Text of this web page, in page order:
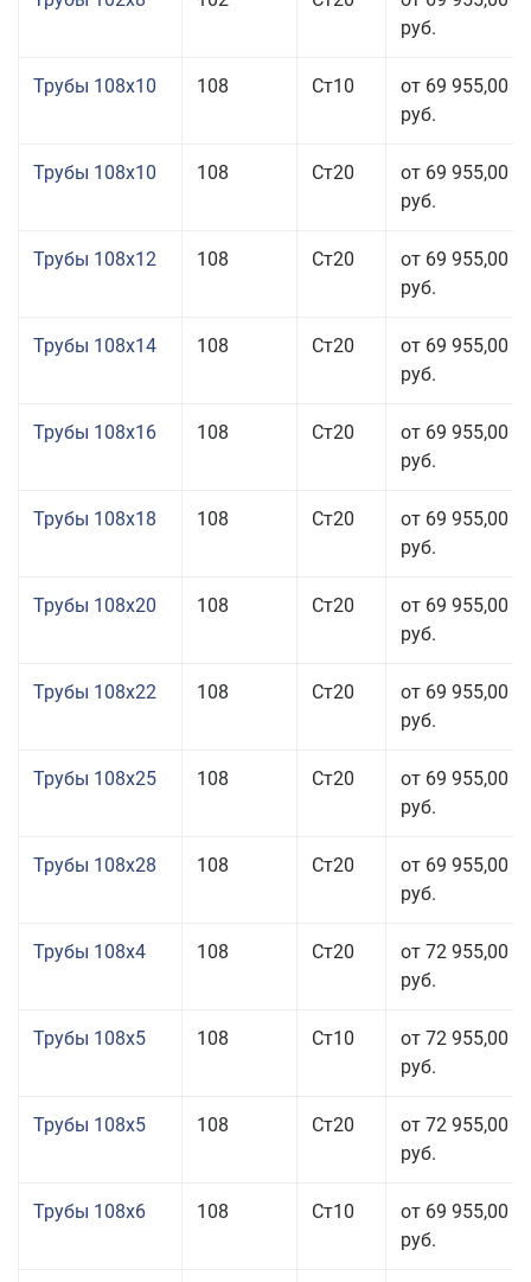
руб.
Трубы 108x10 108 Ст10
от 69 955,00
руб.
Трубы 108x10 108 Ст20
от 69 955,00
руб.
Трубы 108x12 108 Ст20
от 69 955,00
руб.
Трубы 108x14 108 Ст20
от 69 955,00
руб.
Трубы 108x16 108 Ст20
от 69 955,00
руб.
Трубы 108x18 108 Ст20
от 69 955,00
руб.
Трубы 108x20 108 Ст20
от 69 955,00
руб.
Трубы 108x22 108 Ст20
от 69 955,00
руб.
Трубы 108x25 108 Ст20
от 69 955,00
руб.
Трубы 108x28 108 Ст20
от 69 955,00
руб.
Трубы 108x4 108 Ст20
от 72 955,00
руб.
Трубы 108x5 108 Ст10
от 72 955,00
руб.
Трубы 108x5 108 Ст20
от 72 955,00
руб.
Трубы 108x6 108 Ст10
от 69 955,00
руб.